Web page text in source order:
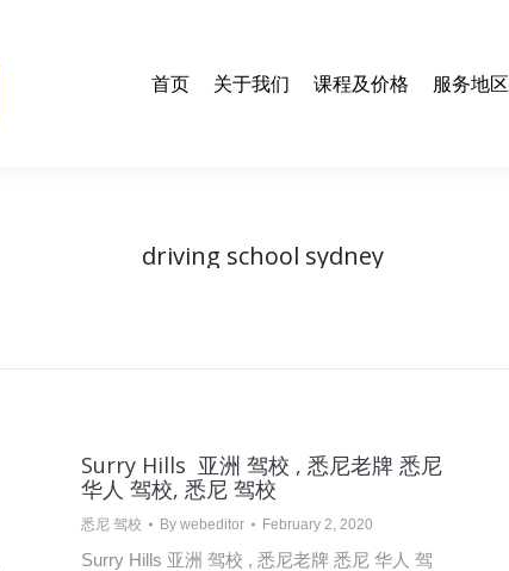
首页 关于我们 课程及价格 服务地区
driving school sydney
Surry Hills 亚洲 驾校 , 悉尼老牌 悉尼
华人 驾校, 悉尼 驾校
悉尼 驾校 By webeditor February 2, 2020
Surry Hills 亚洲 驾校 , 悉尼老牌 悉尼 华人 驾